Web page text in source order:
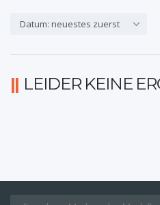
Datum: neuestes zuerst
LEIDER KEINE